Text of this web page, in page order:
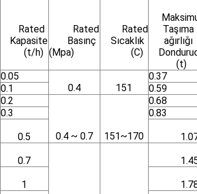
Rated
Kapasite
(t/h)
Rated
Basınç
(Mpa)
Rated
Sıcaklık
(C)
Taşıma
ağırlığı
(t)
0.05
0.4
151
0.37
0.1 0.59
0.2
0.4 ~ 0.7 151~170
0.68
0.3 0.83
0.5
0.7
1